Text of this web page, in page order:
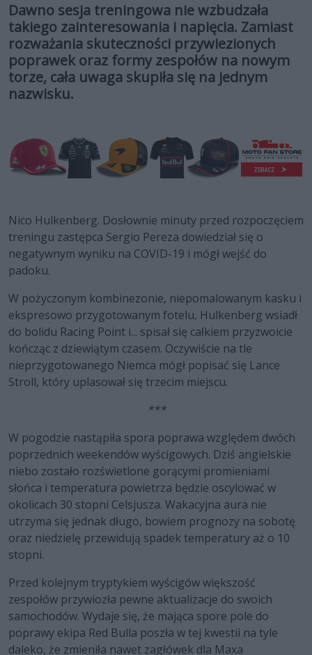
Dawno sesja treningowa nie wzbudzała
takiego zainteresowania i napięcia. Zamiast
rozważania skuteczności przywiezionych
poprawek oraz formy zespołów na nowym
torze, cała uwaga skupiła się na jednym
nazwisku.
Nico Hulkenberg. Dosłownie minuty przed rozpoczęciem
treningu zastępca Sergio Pereza dowiedział się o
negatywnym wyniku na COVID-19 i mógł wejść do
padoku.
W pożyczonym kombinezonie, niepomalowanym kasku i
ekspresowo przygotowanym fotelu, Hulkenberg wsiadł
do bolidu Racing Point i... spisał się całkiem przyzwoicie
kończąc z dziewiątym czasem. Oczywiście na tle
nieprzygotowanego Niemca mógł popisać się Lance
Stroll, który uplasował się trzecim miejscu.
***
W pogodzie nastąpiła spora poprawa względem dwóch
poprzednich weekendów wyścigowych. Dziś angielskie
niebo zostało rozświetlone gorącymi promieniami
słońca i temperatura powietrza będzie oscylować w
okolicach 30 stopni Celsjusza. Wakacyjna aura nie
utrzyma się jednak długo, bowiem prognozy na sobotę
oraz niedzielę przewidują spadek temperatury aż o 10
stopni.
Przed kolejnym tryptykiem wyścigów większość
zespołów przywiozła pewne aktualizacje do swoich
samochodów. Wydaje się, że mająca spore pole do
poprawy ekipa Red Bulla poszła w tej kwestii na tyle
daleko, że zmieniła nawet zagłówek dla Maxa